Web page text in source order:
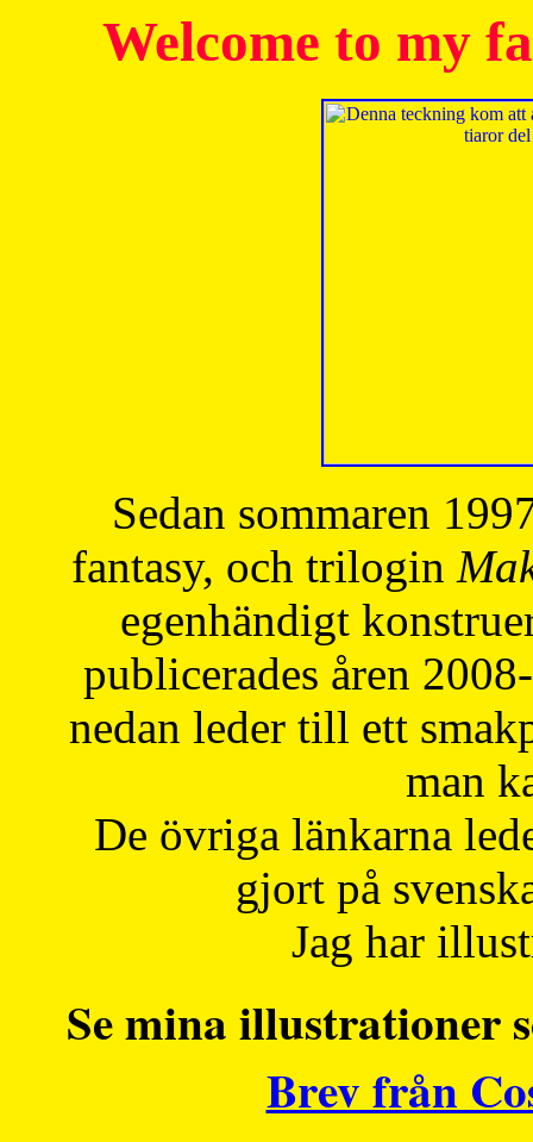
Welcome to my
Sedan sommaren
fantasy, och trilogin
egenhändigt
publicerades åren
nedan leder till ett
man
De övriga länkarna
gjort på
Jag har
Se mina illustrationer
Brev från